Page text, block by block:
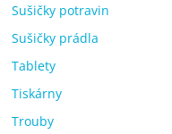
Sušičky potravin
Sušičky prádla
Tablety
Tiskárny
Trouby